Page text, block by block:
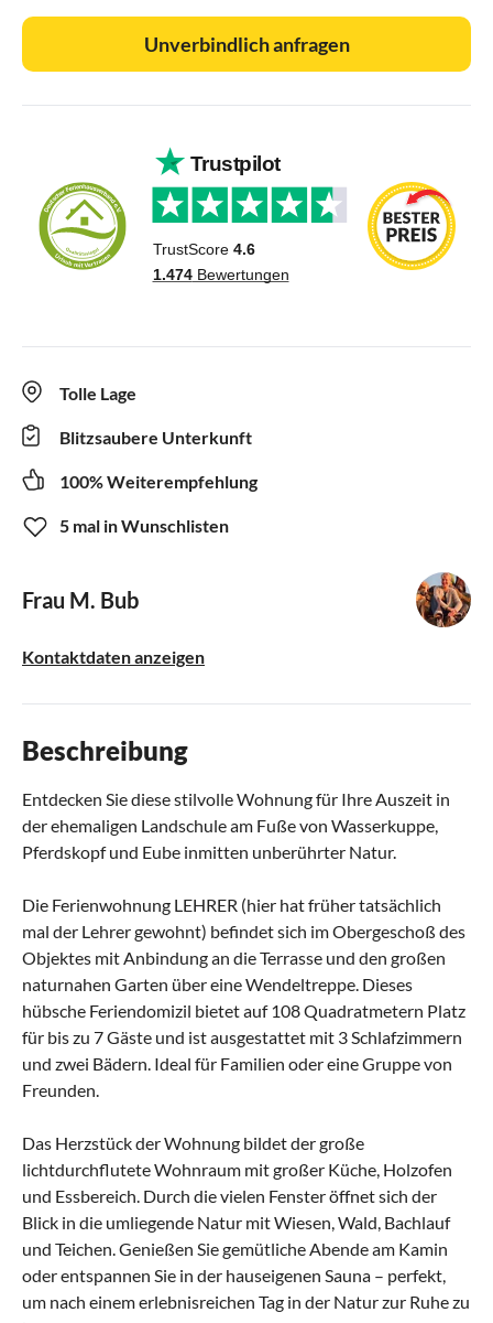
Unverbindlich anfragen
Tolle Lage
Blitzsaubere Unterkunft
100% Weiterempfehlung
5 mal in Wunschlisten
Frau M. Bub
Kontaktdaten anzeigen
Beschreibung
Entdecken Sie diese stilvolle Wohnung für Ihre Auszeit in
der ehemaligen Landschule am Fuße von Wasserkuppe,
Pferdskopf und Eube inmitten unberührter Natur.
Die Ferienwohnung LEHRER (hier hat früher tatsächlich
mal der Lehrer gewohnt) befindet sich im Obergeschoß des
Objektes mit Anbindung an die Terrasse und den großen
naturnahen Garten über eine Wendeltreppe. Dieses
hübsche Feriendomizil bietet auf 108 Quadratmetern Platz
für bis zu 7 Gäste und ist ausgestattet mit 3 Schlafzimmern
und zwei Bädern. Ideal für Familien oder eine Gruppe von
Freunden.
Das Herzstück der Wohnung bildet der große
lichtdurchflutete Wohnraum mit großer Küche, Holzofen
und Essbereich. Durch die vielen Fenster öffnet sich der
Blick in die umliegende Natur mit Wiesen, Wald, Bachlauf
und Teichen. Genießen Sie gemütliche Abende am Kamin
oder entspannen Sie in der hauseigenen Sauna – perfekt,
um nach einem erlebnisreichen Tag in der Natur zur Ruhe zu